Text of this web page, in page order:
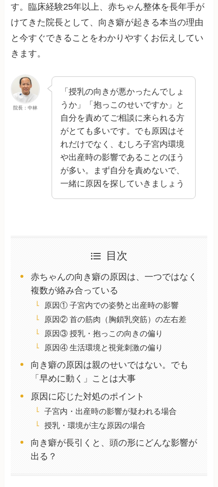
す。臨床経験25年以上、赤ちゃん整体を長年手が
けてきた院長として、向き癖が起きる本当の理由
と今すぐできることをわかりやすくお伝えしてい
きます。
院長：中林
「授乳の向きが悪かったんでしょ
うか」「抱っこのせいですか」と
自分を責めてご相談に来られる方
がとても多いです。でも原因はそ
れだけでなく、むしろ子宮内環境
や出産時の影響であることのほう
が多い。まず自分を責めないで、
一緒に原因を探していきましょう
目次
赤ちゃんの向き癖の原因は、一つではなく
複数が絡み合っている
原因① 子宮内での姿勢と出産時の影響
原因② 首の筋肉（胸鎖乳突筋）の左右差
原因③ 授乳・抱っこの向きの偏り
原因④ 生活環境と視覚刺激の偏り
向き癖の原因は親のせいではない。でも
「早めに動く」ことは大事
原因に応じた対処のポイント
子宮内・出産時の影響が疑われる場合
授乳・環境が主な原因の場合
向き癖が長引くと、頭の形にどんな影響が
出る？